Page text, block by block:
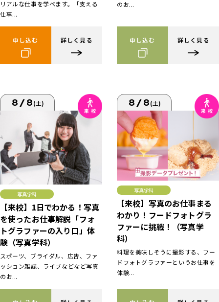
リアルな仕事を学べます。「支える
仕事...
申し込む 詳しく見る
のお...
申し込む 詳しく見る
8/8(土)
写真学科
【来校】1日でわかる！写真
を使ったお仕事解説「フォ
トグラファーの入り口」体
験（写真学科）
スポーツ、ブライダル、広告、ファ
ッション雑誌、ライブなどなど写真
のお...
8/8(土)
写真学科
【来校】写真のお仕事まる
わかり！フードフォトグラ
ファーに挑戦！（写真学
科）
料理を美味しそうに撮影する、フー
ドフォトグラファーというお仕事を
体験...